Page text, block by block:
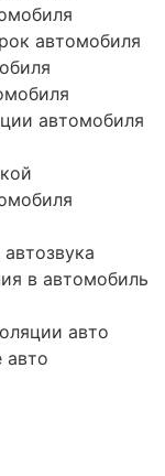
автомобиля
автомобиля
в автомобиль
авто
авто